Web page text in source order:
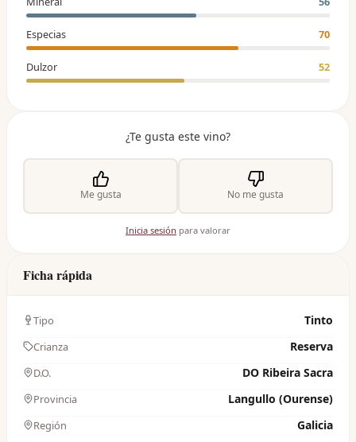
Especias 70
Dulzor 52
¿Te gusta este vino?
Me gusta No me gusta
Inicia sesión para valorar
Ficha rápida
Tipo Tinto
Crianza Reserva
D.O. DO Ribeira Sacra
Provincia Langullo (Ourense)
Región Galicia